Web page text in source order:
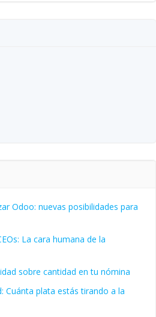
Odoo: nuevas posibilidades para
La cara humana de la
sobre cantidad en tu nómina
Cuánta plata estás tirando a la